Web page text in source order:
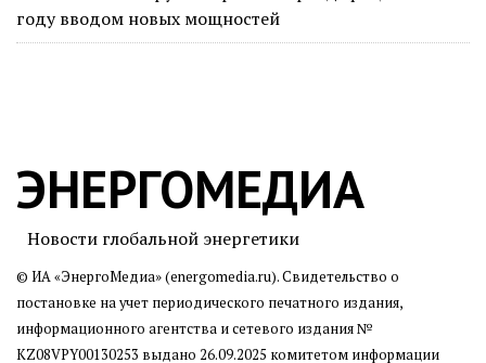
году вводом новых мощностей
ЭНЕРГОМЕДИА
Новости глобальной энергетики
© ИА «ЭнергоМедиа» (energomedia.ru). Свидетельство о
постановке на учет периодического печатного издания,
информационного агентства и сетевого издания №
KZ08VPY00130253 выдано 26.09.2025 комитетом информации